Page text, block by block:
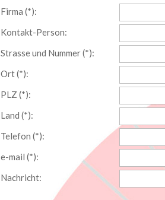
Firma (*):
Kontakt-Person:
Strasse und Nummer (*):
Ort (*):
PLZ (*):
Land (*):
Telefon (*):
e-mail (*):
Nachricht: